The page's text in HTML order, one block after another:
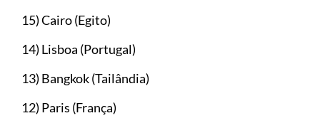
15) Cairo (Egito)
14) Lisboa (Portugal)
13) Bangkok (Tailândia)
12) Paris (França)